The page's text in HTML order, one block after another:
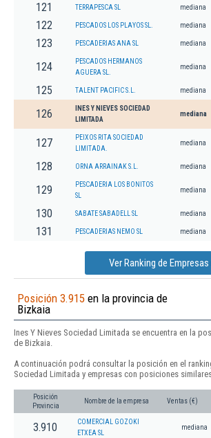
121 TERRAPESCA SL mediana
122 PESCADOS LOS PLAYOS SL. mediana
123 PESCADERIAS ANA SL mediana
124
PESCADOS HERMANOS
AGUERA SL.
mediana
125 TALENT PACIFIC S.L. mediana
126
INES Y NIEVES SOCIEDAD
LIMITADA
mediana
127
PEIXOS RITA SOCIEDAD
LIMITADA.
mediana
128 ORNA ARRAINAK S.L. mediana
129
PESCADERIA LOS BONITOS
SL
mediana
130 SABATE SABADELL SL mediana
131 PESCADERIAS NEMO SL mediana
Ver Ranking de
Posición 3.915 en la provincia de
Bizkaia
Ines Y Nieves Sociedad Limitada se encuentra en la
de Bizkaia.
A continuación podrá consultar la posición en el
Sociedad Limitada y empresas con posiciones
Posición
Provincia
Nombre de la empresa Ventas (€)
3.910
COMERCIAL GOZOKI
ETXEA SL
mediana